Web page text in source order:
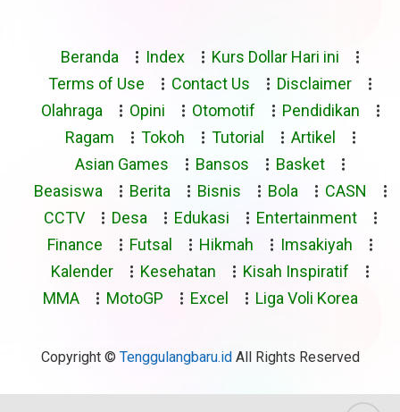
Beranda Index
Kurs Dollar Hari ini
Terms of Use
Contact Us
Disclaimer
Olahraga
Opini Otomotif
Pendidikan
Ragam
Tokoh Tutorial
Artikel
Asian Games
Bansos
Basket
Beasiswa
Berita Bisnis Bola
CASN
CCTV
Desa Edukasi
Entertainment
Finance
Futsal Hikmah
Imsakiyah
Kalender
Kesehatan
Kisah Inspiratif
MMA
MotoGP Excel Liga Voli Korea
Copyright © Tenggulangbaru.idAll Rights Reserved